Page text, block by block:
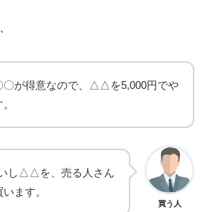
〇が得意なので、△△を5,000円でや
買う人
し△△を、売る人さん
ます。